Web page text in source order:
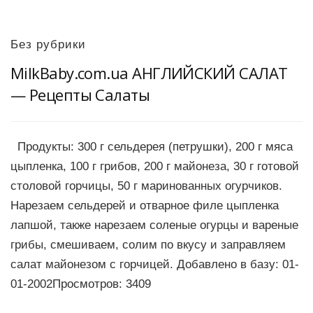
Без рубрики
MilkBaby.com.ua АНГЛИЙСКИЙ САЛАТ
— Рецепты Салаты
Продукты: 300 г сельдерея (петрушки), 200 г мяса
цыпленка, 100 г грибов, 200 г майонеза, 30 г готовой
столовой горчицы, 50 г маринованных огурчиков.
Нарезаем сельдерей и отварное филе цыпленка
лапшой, также нарезаем соленые огурцы и вареные
грибы, смешиваем, солим по вкусу и заправляем
салат майонезом с горчицей. Добавлено в базу: 01-
01-2002Просмотров: 3409